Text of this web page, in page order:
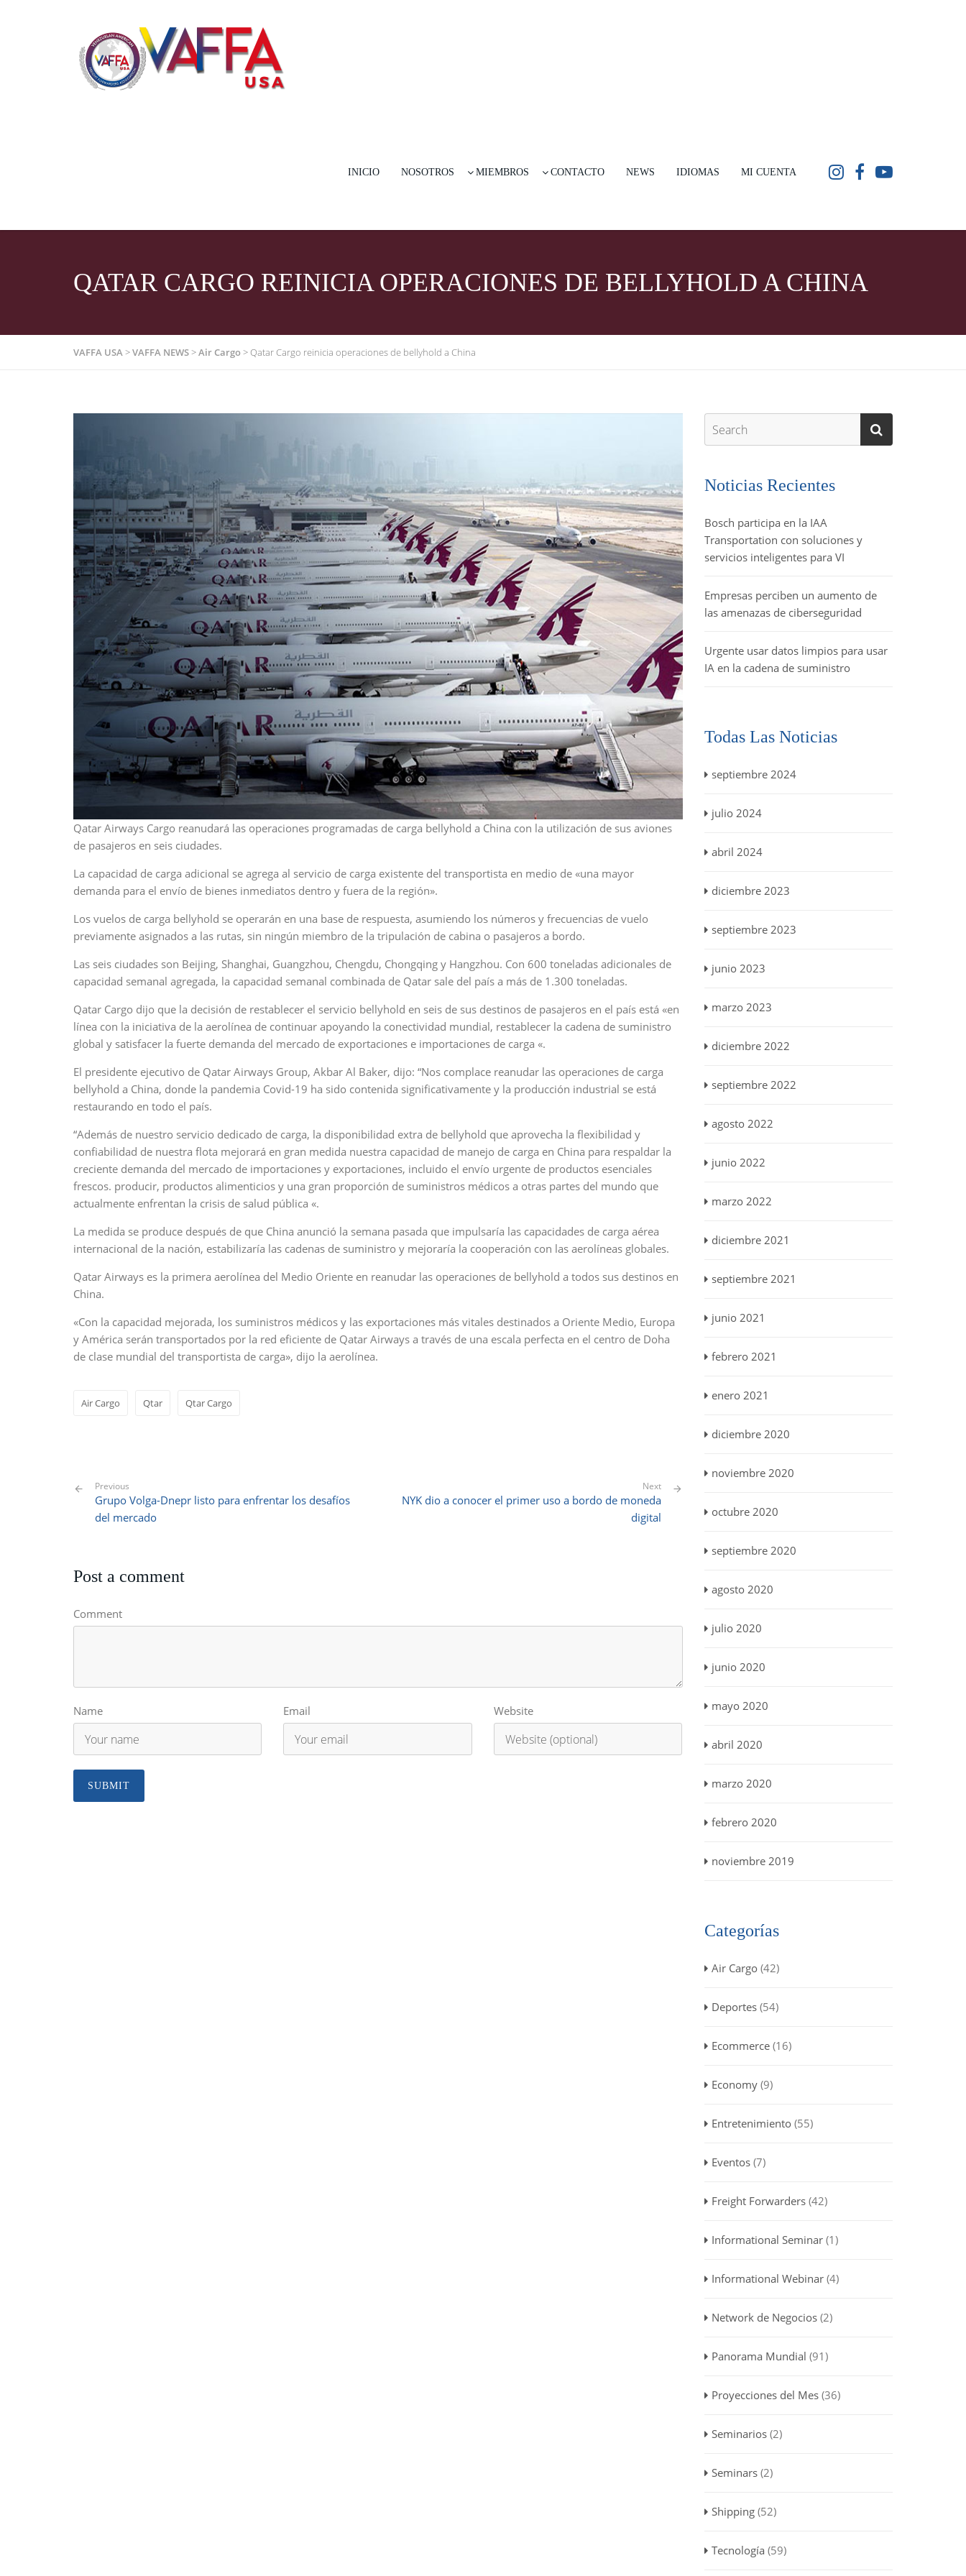
INICIO NOSOTROS MIEMBROS CONTACTO NEWS IDIOMAS MI CUENTA
QATAR CARGO REINICIA OPERACIONES DE BELLYHOLD A CHINA
VAFFA USA>VAFFA NEWS>Air Cargo>Qatar Cargo reinicia operaciones de bellyhold a China
Qatar Airways Cargo reanudará las operaciones programadas de carga bellyhold a China con la utilización de sus aviones
de pasajeros en seis ciudades.
La capacidad de carga adicional se agrega al servicio de carga existente del transportista en medio de «una mayor
demanda para el envío de bienes inmediatos dentro y fuera de la región».
Los vuelos de carga bellyhold se operarán en una base de respuesta, asumiendo los números y frecuencias de vuelo
previamente asignados a las rutas, sin ningún miembro de la tripulación de cabina o pasajeros a bordo.
Las seis ciudades son Beijing, Shanghai, Guangzhou, Chengdu, Chongqing y Hangzhou. Con 600 toneladas adicionales de
capacidad semanal agregada, la capacidad semanal combinada de Qatar sale del país a más de 1.300 toneladas.
Qatar Cargo dijo que la decisión de restablecer el servicio bellyhold en seis de sus destinos de pasajeros en el país está «en
línea con la iniciativa de la aerolínea de continuar apoyando la conectividad mundial, restablecer la cadena de suministro
global y satisfacer la fuerte demanda del mercado de exportaciones e importaciones de carga «.
El presidente ejecutivo de Qatar Airways Group, Akbar Al Baker, dijo: “Nos complace reanudar las operaciones de carga
bellyhold a China, donde la pandemia Covid-19 ha sido contenida significativamente y la producción industrial se está
restaurando en todo el país.
“Además de nuestro servicio dedicado de carga, la disponibilidad extra de bellyhold que aprovecha la flexibilidad y
confiabilidad de nuestra flota mejorará en gran medida nuestra capacidad de manejo de carga en China para respaldar la
creciente demanda del mercado de importaciones y exportaciones, incluido el envío urgente de productos esenciales
frescos. producir, productos alimenticios y una gran proporción de suministros médicos a otras partes del mundo que
actualmente enfrentan la crisis de salud pública «.
La medida se produce después de que China anunció la semana pasada que impulsaría las capacidades de carga aérea
internacional de la nación, estabilizaría las cadenas de suministro y mejoraría la cooperación con las aerolíneas globales.
Qatar Airways es la primera aerolínea del Medio Oriente en reanudar las operaciones de bellyhold a todos sus destinos en
China.
«Con la capacidad mejorada, los suministros médicos y las exportaciones más vitales destinados a Oriente Medio, Europa
y América serán transportados por la red eficiente de Qatar Airways a través de una escala perfecta en el centro de Doha
de clase mundial del transportista de carga», dijo la aerolínea.
Air Cargo Qtar Qtar Cargo
Previous
Grupo Volga-Dnepr listo para enfrentar los desafíos
del mercado
Next
NYK dio a conocer el primer uso a bordo de moneda
digital
Post a comment
Comment
Name Email Website
Noticias Recientes
Bosch participa en la IAA
Transportation con soluciones y
servicios inteligentes para VI
Empresas perciben un aumento de
las amenazas de ciberseguridad
Urgente usar datos limpios para usar
IA en la cadena de suministro
Todas Las Noticias
septiembre 2024
julio 2024
abril 2024
diciembre 2023
septiembre 2023
junio 2023
marzo 2023
diciembre 2022
septiembre 2022
agosto 2022
junio 2022
marzo 2022
diciembre 2021
septiembre 2021
junio 2021
febrero 2021
enero 2021
diciembre 2020
noviembre 2020
octubre 2020
septiembre 2020
agosto 2020
julio 2020
junio 2020
mayo 2020
abril 2020
marzo 2020
febrero 2020
noviembre 2019
Categorías
Air Cargo(42)
Deportes(54)
Ecommerce(16)
Economy(9)
Entretenimiento(55)
Eventos(7)
Freight Forwarders(42)
Informational Seminar(1)
Informational Webinar(4)
Network de Negocios(2)
Panorama Mundial (91)
Proyecciones del Mes(36)
Seminarios(2)
Seminars(2)
Shipping(52)
Tecnología (59)